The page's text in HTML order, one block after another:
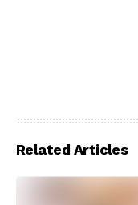
Related Articles